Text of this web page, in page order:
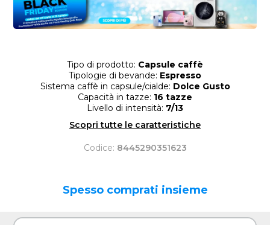
Tipo di prodotto: Capsule caffè
Tipologie di bevande: Espresso
Sistema caffè in capsule/cialde: Dolce Gusto
Capacità in tazze: 16 tazze
Livello di intensità: 7/13
Scopri tutte le caratteristiche
Codice: 8445290351623
Spesso comprati insieme